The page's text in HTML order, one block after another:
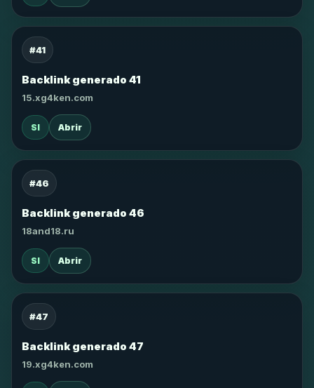
#41
Backlink generado 41
15.xg4ken.com
SI Abrir
#46
Backlink generado 46
18and18.ru
SI Abrir
#47
Backlink generado 47
19.xg4ken.com